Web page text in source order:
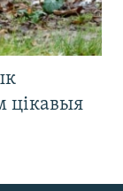
цікавыя